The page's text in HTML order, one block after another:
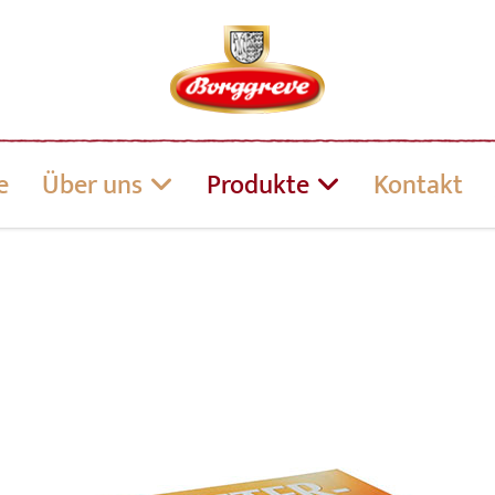
Über uns Produkte Kontakt